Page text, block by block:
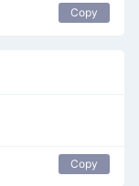
Copy
Copy